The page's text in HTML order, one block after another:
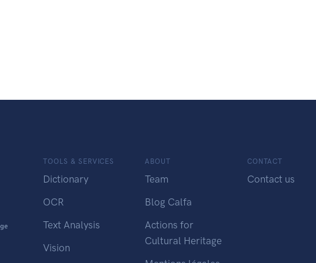
TOOLS & SERVICES
Dictionary
OCR
Text Analysis
Vision
ABOUT
Team
Blog Calfa
Actions for
Cultural Heritage
CONTACT
Contact us